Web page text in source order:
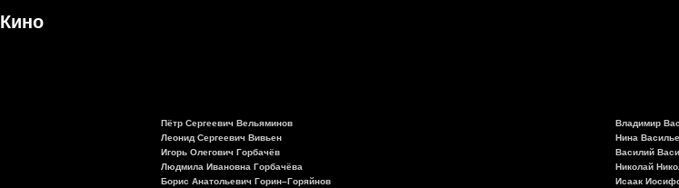
Кино
Пётр Сергеевич Вельяминов
Леонид Сергеевич Вивьен
Игорь Олегович Горбачёв
Людмила Ивановна Горбачёва
Борис Анатольевич Горин–Горяйнов
Владимир
Нина
Василий
Николай
Исаак